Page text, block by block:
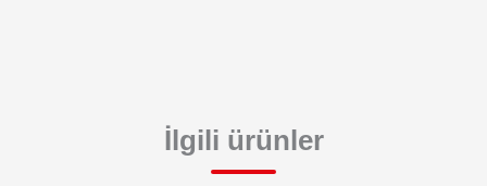
İlgili ürünler